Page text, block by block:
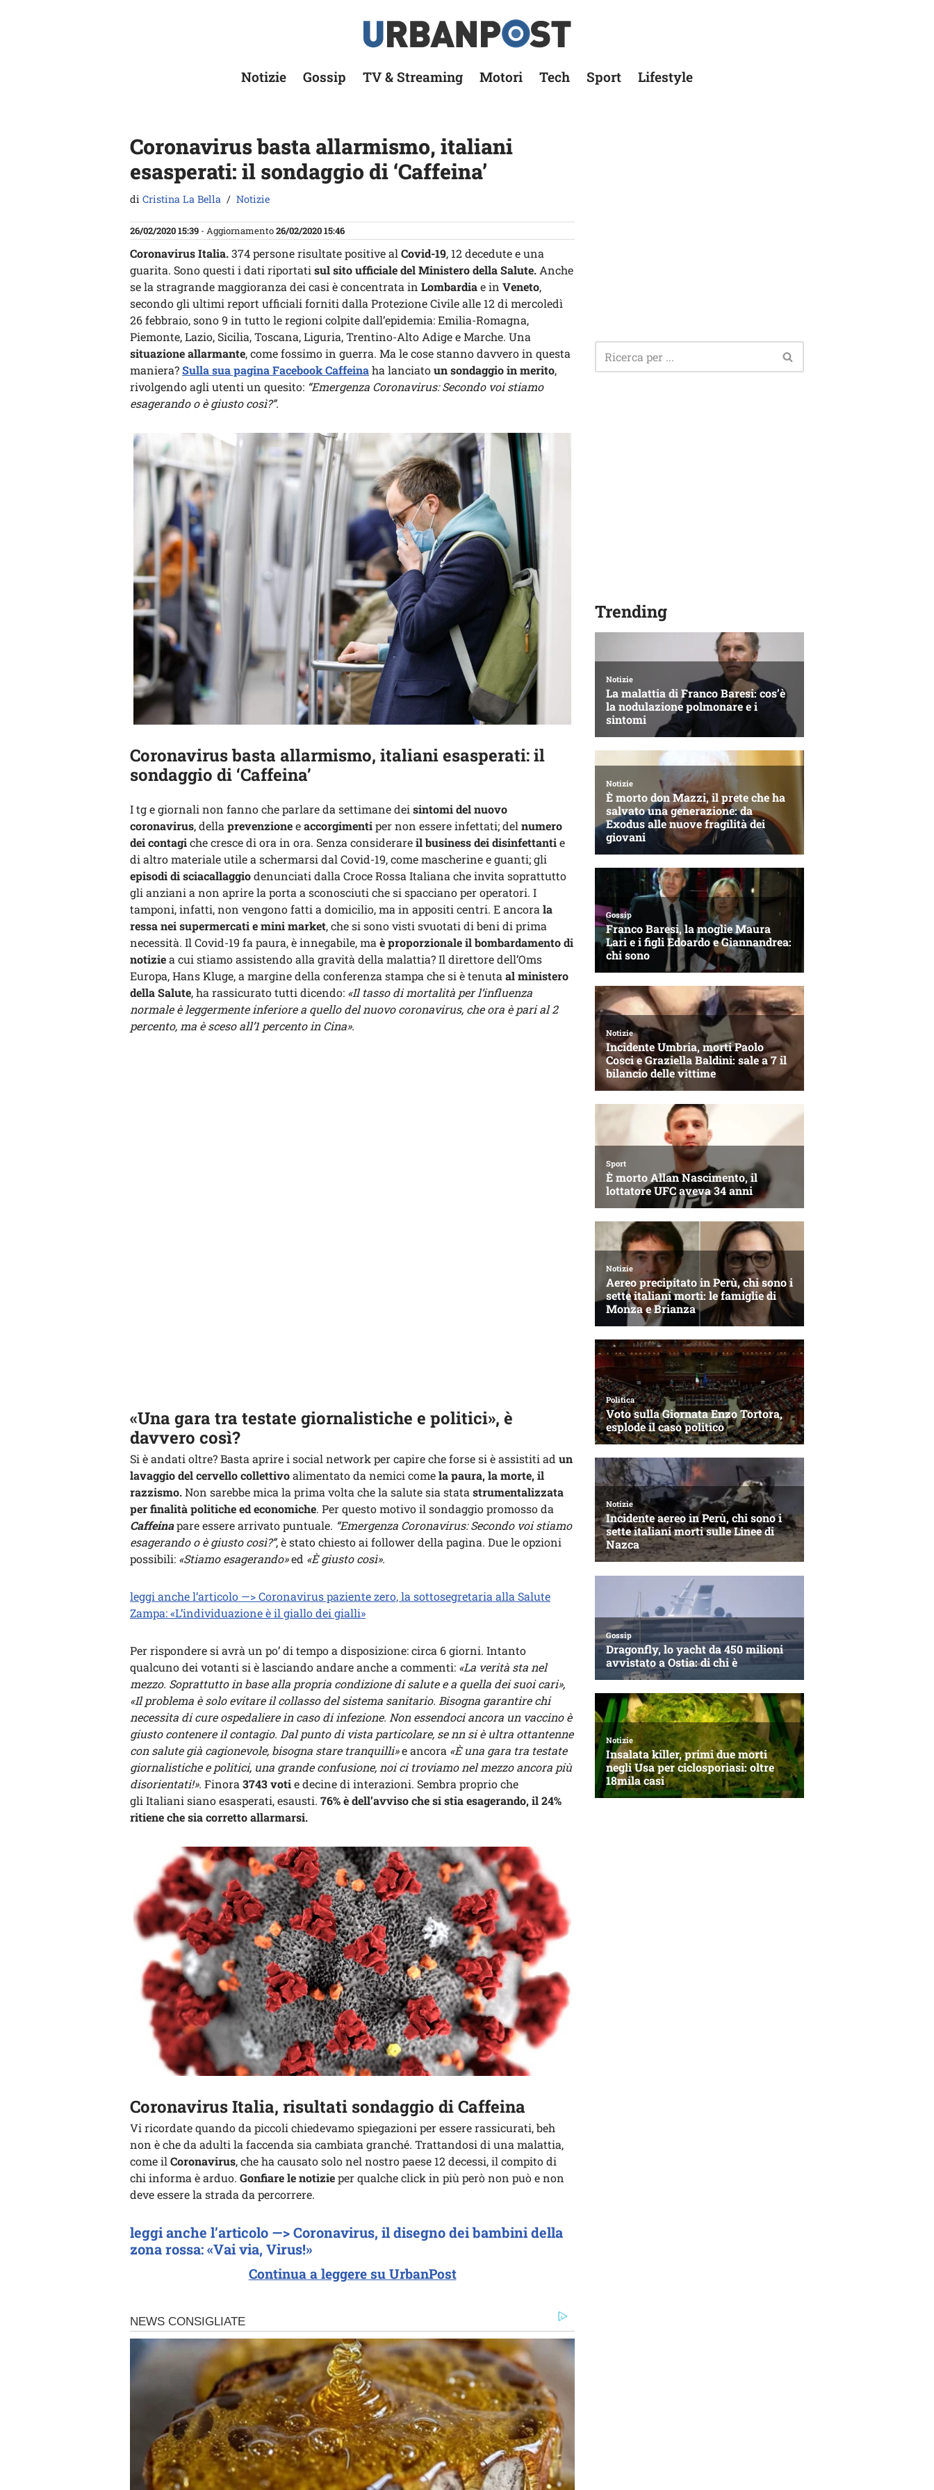
Notizie Gossip TV & Streaming Motori Tech Sport Lifestyle
Coronavirus basta allarmismo, italiani
esasperati: il sondaggio di ‘Caffeina’
di Cristina La Bella Notizie
26/02/2020 15:39 - Aggiornamento26/02/2020 15:46
Coronavirus Italia.374 persone risultate positive al Covid-19, 12 decedute e una
guarita. Sono questi i dati riportati sul sito ufficiale del Ministero della Salute. Anche
se la stragrande maggioranza dei casi è concentrata in Lombardiae in Veneto,
secondo gli ultimi report ufficiali forniti dalla Protezione Civile alle 12 di mercoledì
26 febbraio, sono 9 in tutto le regioni colpite dall’epidemia: Emilia-Romagna,
Piemonte, Lazio, Sicilia, Toscana, Liguria, Trentino-Alto Adige e Marche. Una
situazione allarmante, come fossimo in guerra. Ma le cose stanno davvero in questa
maniera?Sulla sua pagina Facebook Caffeinaha lanciatoun sondaggio in merito,
rivolgendo agli utenti un quesito: “Emergenza Coronavirus: Secondo voi stiamo
esagerando o è giusto così?”.
Coronavirus basta allarmismo, italiani esasperati: il
sondaggio di ‘Caffeina’
I tg e giornali non fanno che parlare da settimane dei sintomi del nuovo
coronavirus, della prevenzioneeaccorgimentiper non essere infettati; del numero
dei contagiche cresce di ora in ora. Senza considerareil business dei disinfettantie
di altro materiale utile a schermarsi dal Covid-19, come mascherine e guanti; gli
episodi di sciacallaggiodenunciati dalla Croce Rossa Italiana che invita soprattutto
gli anziani a non aprire la porta a sconosciuti che si spacciano per operatori. I
tamponi, infatti, non vengono fatti a domicilio, ma in appositi centri. E ancora la
ressa nei supermercati e mini market, che si sono visti svuotati di beni di prima
necessità. Il Covid-19 fa paura, è innegabile, ma è proporzionale il bombardamento di
notiziea cui stiamo assistendo alla gravità della malattia? Il direttore dell’Oms
Europa, Hans Kluge, a margine della conferenza stampa che si è tenuta al ministero
della Salute, ha rassicurato tutti dicendo: «Il tasso di mortalità per l’influenza
normale è leggermente inferiore a quello del nuovo coronavirus, che ora è pari al 2
percento, ma è sceso all’1 percento in Cina».
«Una gara tra testate giornalistiche e politici», è
davvero così?
Si è andati oltre? Basta aprire i social network per capire che forse si è assistiti ad un
lavaggio del cervello collettivoalimentato da nemici comela paura, la morte, il
razzismo.Non sarebbe mica la prima volta che la salute sia stata strumentalizzata
per finalità politiche ed economiche. Per questo motivo il sondaggio promosso da
Caffeinapare essere arrivato puntuale. “Emergenza Coronavirus: Secondo voi stiamo
esagerando o è giusto così?”, è stato chiesto ai follower della pagina. Due le opzioni
possibili: «Stiamo esagerando»ed «È giusto così».
leggi anche l’articolo —> Coronavirus paziente zero, la sottosegretaria alla Salute
Zampa: «L’individuazione è il giallo dei gialli»
Per rispondere si avrà un po’ di tempo a disposizione: circa 6 giorni. Intanto
qualcuno dei votanti si è lasciando andare anche a commenti: «La verità sta nel
mezzo. Soprattutto in base alla propria condizione di salute e a quella dei suoi cari»,
«Il problema è solo evitare il collasso del sistema sanitario. Bisogna garantire chi
necessita di cure ospedaliere in caso di infezione. Non essendoci ancora un vaccino è
giusto contenere il contagio. Dal punto di vista particolare, se nn si è ultra ottantenne
con salute già cagionevole, bisogna stare tranquilli»e ancora «È una gara tra testate
giornalistiche e politici, una grande confusione, noi ci troviamo nel mezzo ancora più
disorientati!». Finora 3743 votie decine di interazioni. Sembra proprio che
gli Italiani siano esasperati, esausti. 76% è dell’avviso che si stia esagerando, il 24%
ritiene che sia corretto allarmarsi.
Coronavirus Italia, risultati sondaggio di Caffeina
Vi ricordate quando da piccoli chiedevamo spiegazioni per essere rassicurati, beh
non è che da adulti la faccenda sia cambiata granché. Trattandosi di una malattia,
come il Coronavirus, che ha causato solo nel nostro paese 12 decessi, il compito di
chi informa è arduo. Gonfiare le notizieper qualche click in più però non può e non
deve essere la strada da percorrere.
leggi anche l’articolo —> Coronavirus, il disegno dei bambini della
zona rossa: «Vai via, Virus!»
Continua a leggere su UrbanPost
Trending